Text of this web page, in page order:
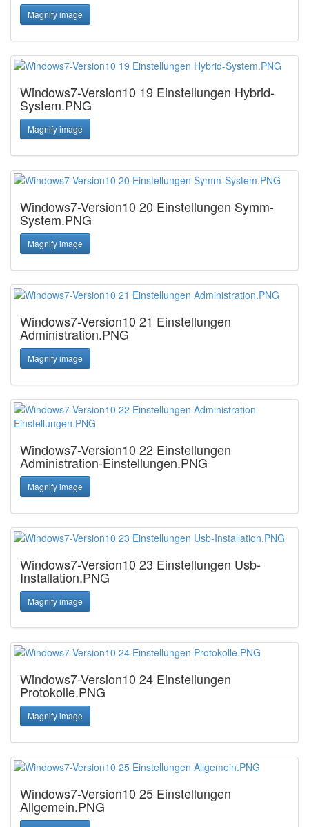
Magnify image
Windows7-Version10 19 Einstellungen Hybrid-
System.PNG
Magnify image
Windows7-Version10 20 Einstellungen Symm-
System.PNG
Magnify image
Windows7-Version10 21 Einstellungen
Administration.PNG
Magnify image
Windows7-Version10 22 Einstellungen
Administration-Einstellungen.PNG
Magnify image
Windows7-Version10 23 Einstellungen Usb-
Installation.PNG
Magnify image
Windows7-Version10 24 Einstellungen
Protokolle.PNG
Magnify image
Windows7-Version10 25 Einstellungen
Allgemein.PNG